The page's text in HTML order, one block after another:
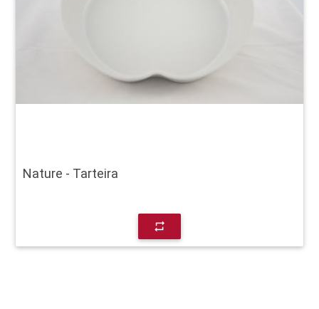
Nature - Tarteira
repeat